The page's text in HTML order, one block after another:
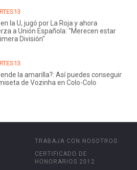
la U, jugó por La Roja y ahora
a Unión Española: "Merecen estar
División"
la amarilla?: Así puedes conseguir
de Vozinha en Colo-Colo
TRABAJA CON NOSOTROS
CERTIFICADO DE
HONORARIOS 2012